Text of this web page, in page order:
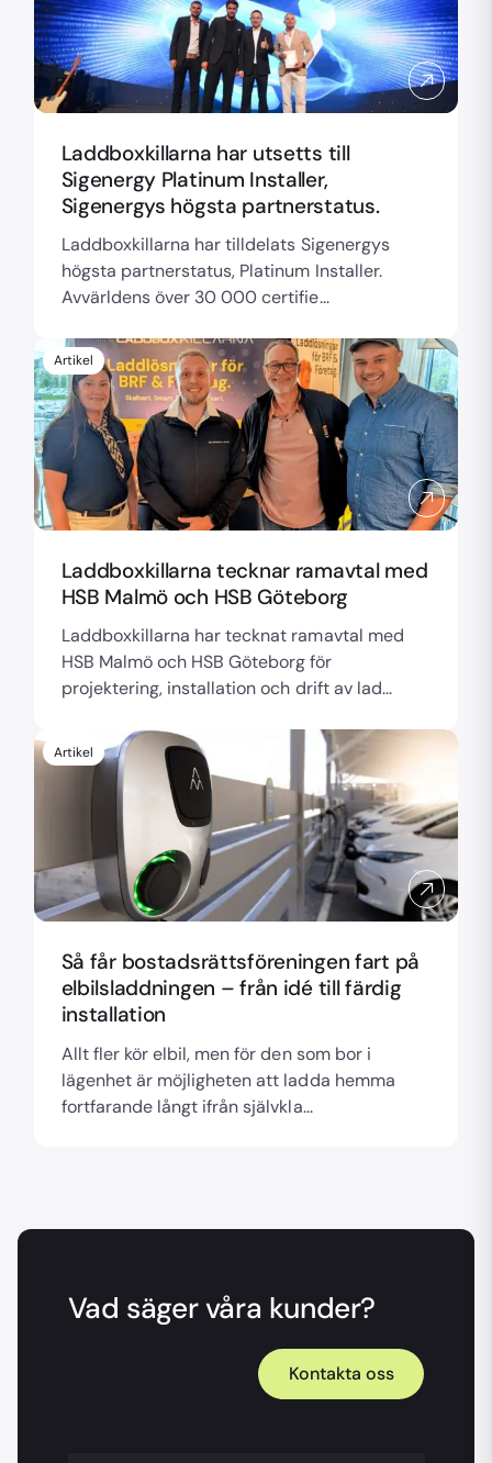
Laddboxkillarna har utsetts till
Sigenergy Platinum Installer,
Sigenergys högsta partnerstatus.
Laddboxkillarna har tilldelats Sigenergys
högsta partnerstatus, Platinum Installer.
Avvärldens över 30 000 certifie...
Artikel
Laddboxkillarna tecknar ramavtal med
HSB Malmö och HSB Göteborg
Laddboxkillarna har tecknat ramavtal med
HSB Malmö och HSB Göteborg för
projektering, installation och drift av lad...
Artikel
Så får bostadsrättsföreningen fart på
elbilsladdningen – från idé till färdig
installation
Allt fler kör elbil, men för den som bor i
lägenhet är möjligheten att ladda hemma
fortfarande långt ifrån självkla...
Vad säger våra kunder?
Kontakta oss